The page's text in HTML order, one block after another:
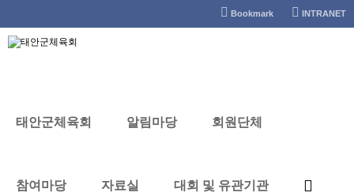
Bookmark INTRANET
태안군체육회 알림마당 회원단체
참여마당 자료실 대회 및 유관기관
041-